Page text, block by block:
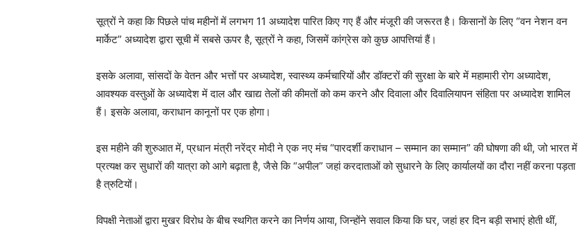
सूत्रों ने कहा कि पिछले पांच महीनों में लगभग 11 अध्यादेश पारित किए गए हैं और मंजूरी की जरूरत है। किसानों के लिए “वन नेशन वन
मार्केट” अध्यादेश द्वारा सूची में सबसे ऊपर है, सूत्रों ने कहा, जिसमें कांग्रेस को कुछ आपत्तियां हैं।
इसके अलावा, सांसदों के वेतन और भत्तों पर अध्यादेश, स्वास्थ्य कर्मचारियों और डॉक्टरों की सुरक्षा के बारे में महामारी रोग अध्यादेश,
आवश्यक वस्तुओं के अध्यादेश में दाल और खाद्य तेलों की कीमतों को कम करने और दिवाला और दिवालियापन संहिता पर अध्यादेश शामिल
हैं। इसके अलावा, कराधान कानूनों पर एक होगा।
इस महीने की शुरुआत में, प्रधान मंत्री नरेंद्र मोदी ने एक नए मंच “पारदर्शी कराधान – सम्मान का सम्मान” की घोषणा की थी, जो भारत में
प्रत्यक्ष कर सुधारों की यात्रा को आगे बढ़ाता है, जैसे कि “अपील” जहां करदाताओं को सुधारने के लिए कार्यालयों का दौरा नहीं करना पड़ता
है त्रुटियों।
विपक्षी नेताओं द्वारा मुखर विरोध के बीच स्थगित करने का निर्णय आया, जिन्होंने सवाल किया कि घर, जहां हर दिन बड़ी सभाएं होती थीं,